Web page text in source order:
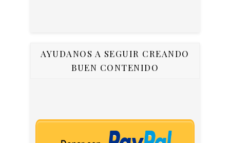
AYUDANOS A SEGUIR CREANDO
BUEN CONTENIDO